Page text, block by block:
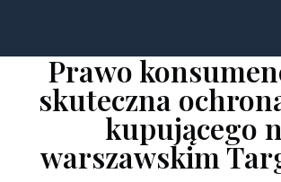
Prawo
skuteczna
kupującego
warszawskim